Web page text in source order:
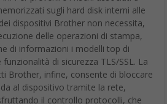
sugli hard disk interni alle
dispositivi Brother non necessita,
delle operazioni di stampa,
di informazioni i modelli top di
di sicurezza TLS/SSL. La
Brother, infine, consente di bloccare
al dispositivo tramite la rete,
il controllo protocolli, che